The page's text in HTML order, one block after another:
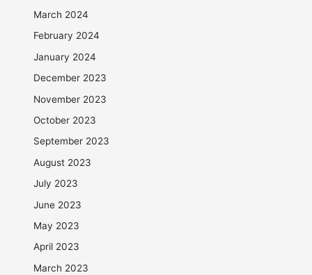
March 2024
February 2024
January 2024
December 2023
November 2023
October 2023
September 2023
August 2023
July 2023
June 2023
May 2023
April 2023
March 2023